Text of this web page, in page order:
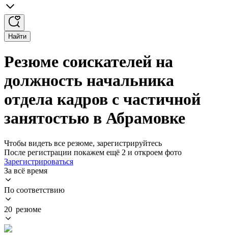
Найти
Резюме соискателей на
должность начальника
отдела кадров с частичной
занятостью в Абрамовке
Чтобы видеть все резюме, зарегистрируйтесь
После регистрации покажем ещё 2 и откроем фото
Зарегистрироваться
За всё время
По соответствию
20 резюме